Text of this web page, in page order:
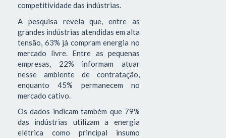
competitividade das indústrias.
A pesquisa revela que, entre as
grandes indústrias atendidas em alta
tensão, 63% já compram energia no
mercado livre. Entre as pequenas
empresas, 22% informam atuar
nesse ambiente de contratação,
enquanto 45% permanecem no
mercado cativo.
Os dados indicam também que 79%
das indústrias utilizam a energia
elétrica como principal insumo